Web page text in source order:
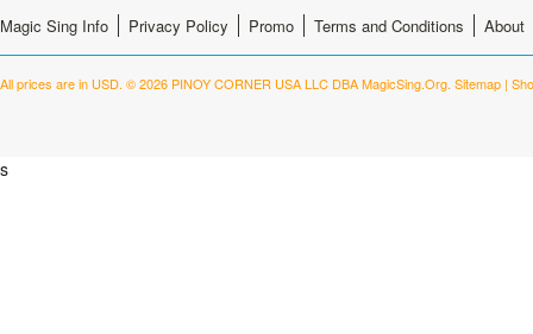
Magic Sing Info Privacy Policy Promo Terms and Conditions About
All prices are in USD. © 2026 PINOY CORNER USA LLC DBA MagicSing.Org. Sitemap |
s